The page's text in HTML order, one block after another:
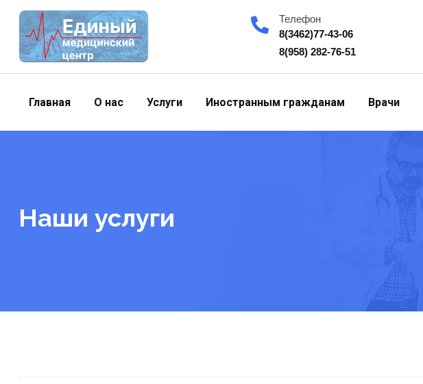
content
Телефон
8(3462)77-43-06
8(958) 282-76-51
Главная О нас Услуги Иностранным гражданам Врачи
Наши услуги